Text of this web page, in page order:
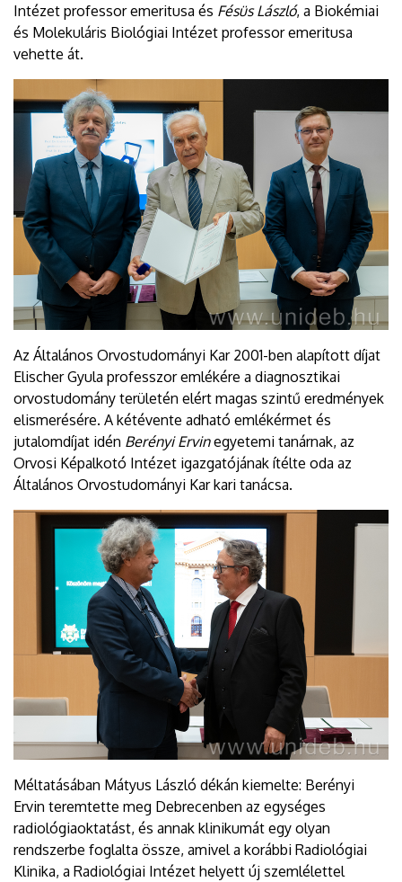
Intézet professor emeritusa és Fésüs László, a Biokémiai
és Molekuláris Biológiai Intézet professor emeritusa
vehette át.
Az Általános Orvostudományi Kar 2001-ben alapított díjat
Elischer Gyula professzor emlékére a diagnosztikai
orvostudomány területén elért magas szintű eredmények
elismerésére. A kétévente adható emlékérmet és
jutalomdíjat idén Berényi Ervinegyetemi tanárnak, az
Orvosi Képalkotó Intézet igazgatójának ítélte oda az
Általános Orvostudományi Kar kari tanácsa.
Méltatásában Mátyus László dékán kiemelte: Berényi
Ervin teremtette meg Debrecenben az egységes
radiológiaoktatást, és annak klinikumát egy olyan
rendszerbe foglalta össze, amivel a korábbi Radiológiai
Klinika, a Radiológiai Intézet helyett új szemlélettel